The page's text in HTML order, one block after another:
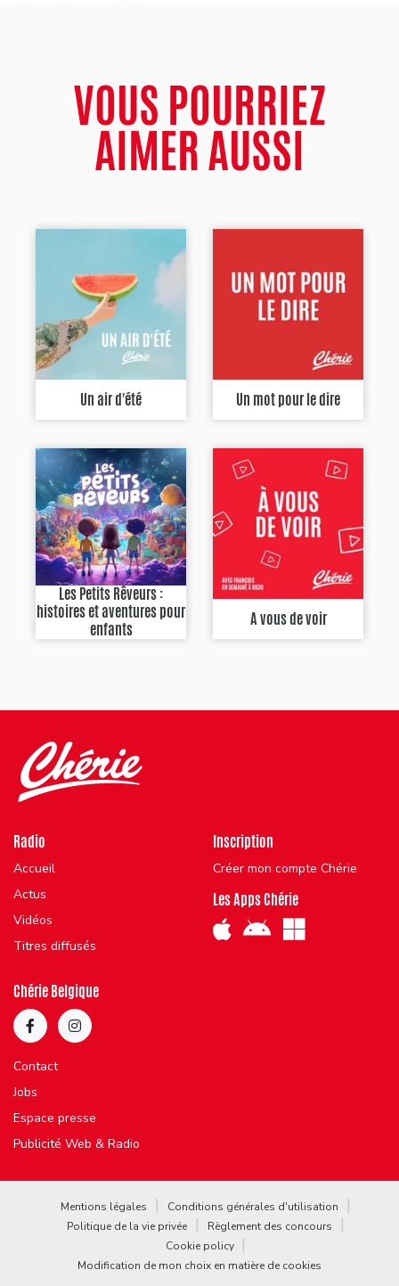
VOUS POURRIEZ
AIMER AUSSI
Un air d'été Un mot pour le dire
Les Petits Rêveurs :
histoires et aventures pour
enfants
A vous de voir
Radio
Accueil
Actus
Vidéos
Titres diffusés
Inscription
Créer mon compte Chérie
Les Apps Chérie
Chérie Belgique
Contact
Jobs
Espace presse
Publicité Web & Radio
Mentions légales
Conditions générales d'utilisation
Politique de la vie privée
Règlement des concours
Cookie policy
Modification de mon choix en matière de cookies